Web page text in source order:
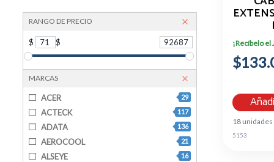
RANGO DE PRECIO
$ 71 $ 92687
MARCAS
ACER 29
ACTECK 117
ADATA 136
AEROCOOL 21
ALSEYE 16
N.P.
¡Recíbelo el
18 unidades
5153